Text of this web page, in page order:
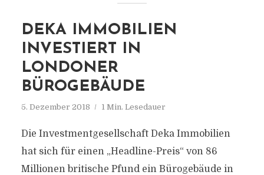
DEKA IMMOBILIEN
INVESTIERT IN
LONDONER
BÜROGEBÄUDE
5. Dezember 2018 1 Min. Lesedauer
Die Investmentgesellschaft Deka Immobilien
hat sich für einen „Headline-Preis“ von 86
Millionen britische Pfund ein Bürogebäude in